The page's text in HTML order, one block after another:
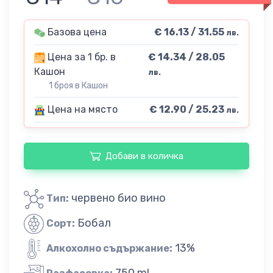
Базова цена € 16.13 / 31.55 лв.
Цена за 1 бр. в
Кашон
1 броя в Кашон
€ 14.34 / 28.05
лв.
Цена на място € 12.90 / 25.23 лв.
Добави в количка
Тип: червено био вино
Сорт: Бобал
Алкохолно съдържание: 13%